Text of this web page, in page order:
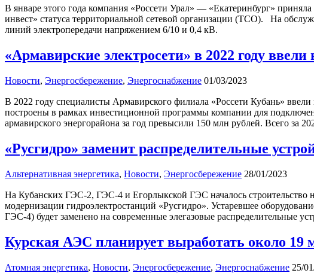
В январе этого года компания «Россети Урал» — «Екатеринбург»
инвест» статуса территориальной сетевой организации (ТСО). На
линий электропередачи напряжением 6/10 и 0,4 кВ.
«Армавирские электросети» в 2022 году
Новости, Энергосбережение, Энергоснабжение 01/03/2023
В 2022 году специалисты Армавирского филиала «Россети Кубань»
построены в рамках инвестиционной программы компании для
армавирского энергорайона за год превысили 150 млн рублей. Всего за
«Русгидро» заменит распределительные
Альтернативная энергетика, Новости, Энергосбережение 28/01/2023
На Кубанских ГЭС-2, ГЭС-4 и Егорлыкской ГЭС началось
модернизации гидроэлектростанций «Русгидро». Устаревшее
ГЭС-4) будет заменено на современные элегазовые распределительные
Курская АЭС планирует выработать около 19
Атомная энергетика, Новости, Энергосбережение, Энергоснабжение 25/